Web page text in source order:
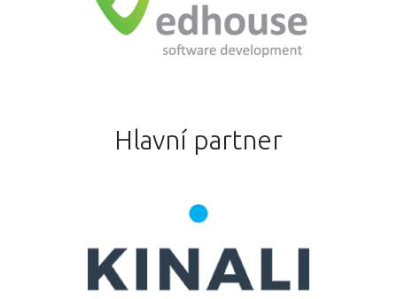
Hlavní partner